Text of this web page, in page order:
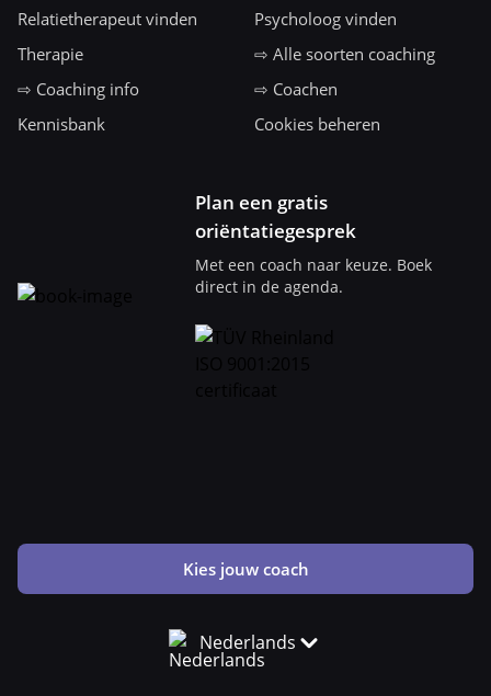
Relatietherapeut vinden
Psycholoog vinden
Therapie
⇨ Alle soorten coaching
⇨ Coaching info
⇨ Coachen
Kennisbank
Cookies beheren
Plan een gratis
oriëntatiegesprek
Met een coach naar keuze. Boek
direct in de agenda.
Kies jouw coach
Nederlands